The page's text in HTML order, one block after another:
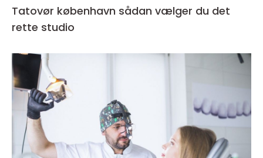
Tatovør københavn sådan vælger du det
rette studio